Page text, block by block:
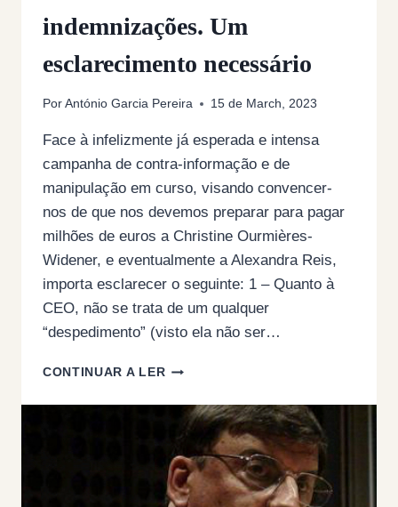
indemnizações. Um
esclarecimento necessário
Por António Garcia Pereira 15 de March, 2023
Face à infelizmente já esperada e intensa
campanha de contra-informação e de
manipulação em curso, visando convencer-
nos de que nos devemos preparar para pagar
milhões de euros a Christine Ourmières-
Widener, e eventualmente a Alexandra Reis,
importa esclarecer o seguinte: 1 – Quanto à
CEO, não se trata de um qualquer
“despedimento” (visto ela não ser…
CONTINUAR A LERTAP
PRÉMIOS
INDEMNIZAÇÕES.
UM
ESCLARECIMENTO
NECESSÁRIO